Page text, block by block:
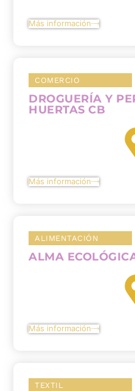
Más información
COMERCIO
DROGUERÍA Y
HUERTAS CB
Más información
ALIMENTACIÓN
ALMA
Más información
TEXTIL